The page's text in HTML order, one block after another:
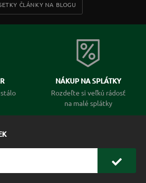
ČLÁNKY NA BLOGU
NÁKUP NA SPLÁTKY
Rozdeľte si veľkú rádosť
na malé splátky